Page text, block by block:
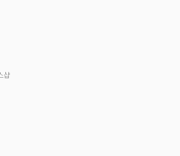
샵